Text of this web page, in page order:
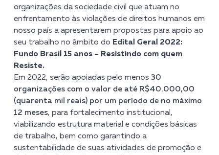
organizações da sociedade civil que atuam no
enfrentamento às violações de direitos humanos em
nosso país a apresentarem propostas para apoio ao
seu trabalho no âmbito do Edital Geral 2022:
Fundo Brasil 15 anos – Resistindo com quem
Resiste.
Em 2022, serão apoiadas pelo menos 30
organizações com o valor de até R$40.000,00
(quarenta mil reais) por um período de no máximo
12 meses, para fortalecimento institucional,
viabilizando estrutura material e condições básicas
de trabalho, bem como garantindo a
sustentabilidade de suas atividades de promoção e